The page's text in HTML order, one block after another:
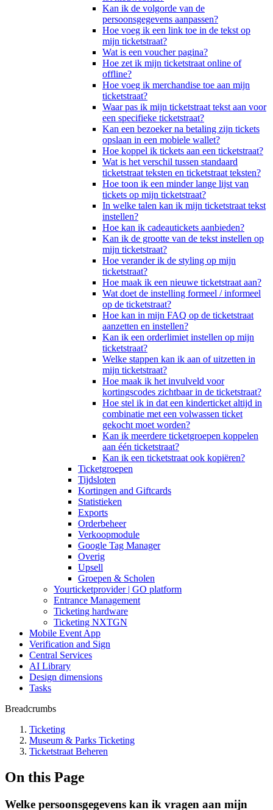
Kan ik de volgorde van de
persoonsgegevens aanpassen?
Hoe voeg ik een link toe in de tekst op
mijn ticketstraat?
Wat is een voucher pagina?
Hoe zet ik mijn ticketstraat online of
offline?
Hoe voeg ik merchandise toe aan mijn
ticketstraat?
Waar pas ik mijn ticketstraat tekst aan voor
een specifieke ticketstraat?
Kan een bezoeker na betaling zijn tickets
opslaan in een mobiele wallet?
Hoe koppel ik tickets aan een ticketstraat?
Wat is het verschil tussen standaard
ticketstraat teksten en ticketstraat teksten?
Hoe toon ik een minder lange lijst van
tickets op mijn ticketstraat?
In welke talen kan ik mijn ticketstraat tekst
instellen?
Hoe kan ik cadeautickets aanbieden?
Kan ik de grootte van de tekst instellen op
mijn ticketstraat?
Hoe verander ik de styling op mijn
ticketstraat?
Hoe maak ik een nieuwe ticketstraat aan?
Wat doet de instelling formeel / informeel
op de ticketstraat?
Hoe kan in mijn FAQ op de ticketstraat
aanzetten en instellen?
Kan ik een orderlimiet instellen op mijn
ticketstraat?
Welke stappen kan ik aan of uitzetten in
mijn ticketstraat?
Hoe maak ik het invulveld voor
kortingscodes zichtbaar in de ticketstraat?
Hoe stel ik in dat een kinderticket altijd in
combinatie met een volwassen ticket
gekocht moet worden?
Kan ik meerdere ticketgroepen koppelen
aan één ticketstraat?
Kan ik een ticketstraat ook kopiëren?
Ticketgroepen
Tijdsloten
Kortingen and Giftcards
Statistieken
Exports
Orderbeheer
Verkoopmodule
Google Tag Manager
Overig
Upsell
Groepen & Scholen
Yourticketprovider | GO platform
Entrance Management
Ticketing hardware
Ticketing NXTGN
Mobile Event App
Verification and Sign
Central Services
AI Library
Design dimensions
Tasks
Breadcrumbs
Ticketing
Museum & Parks Ticketing
Ticketstraat Beheren
On this Page
Welke persoonsgegevens kan ik vragen aan mijn